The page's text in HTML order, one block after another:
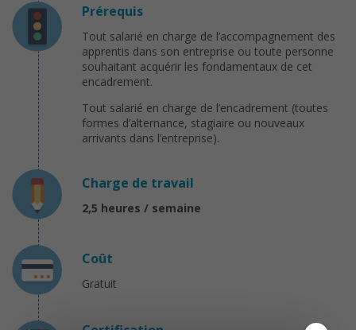
Prérequis
Tout salarié en charge de l’accompagnement des
apprentis dans son entreprise ou toute personne
souhaitant acquérir les fondamentaux de cet
encadrement.
Tout salarié en charge de l’encadrement (toutes
formes d’alternance, stagiaire ou nouveaux
arrivants dans l’entreprise).
Charge de travail
2,5 heures / semaine
Coût
Gratuit